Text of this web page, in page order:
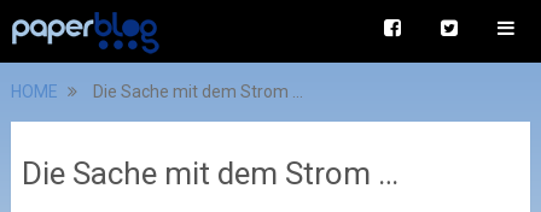
HOME Die Sache mit dem Strom …
Die Sache mit dem Strom …